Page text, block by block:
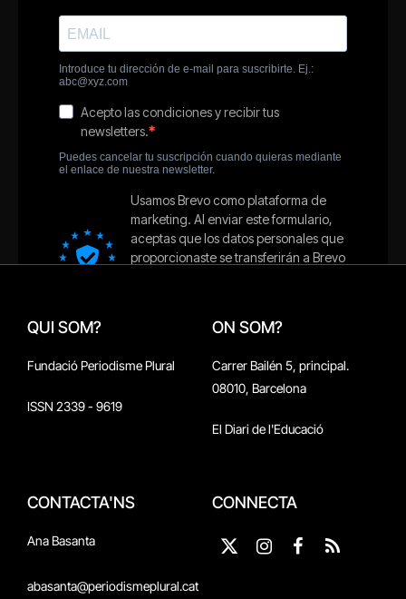
QUI SOM?
Fundació Periodisme Plural
ISSN 2339 - 9619
ON SOM?
Carrer Bailén 5, principal.
08010, Barcelona
El Diari de l'Educació
CONTACTA'NS
Ana Basanta
abasanta@periodismeplural.cat
CONNECTA
X
Instagram
Facebook
RSS